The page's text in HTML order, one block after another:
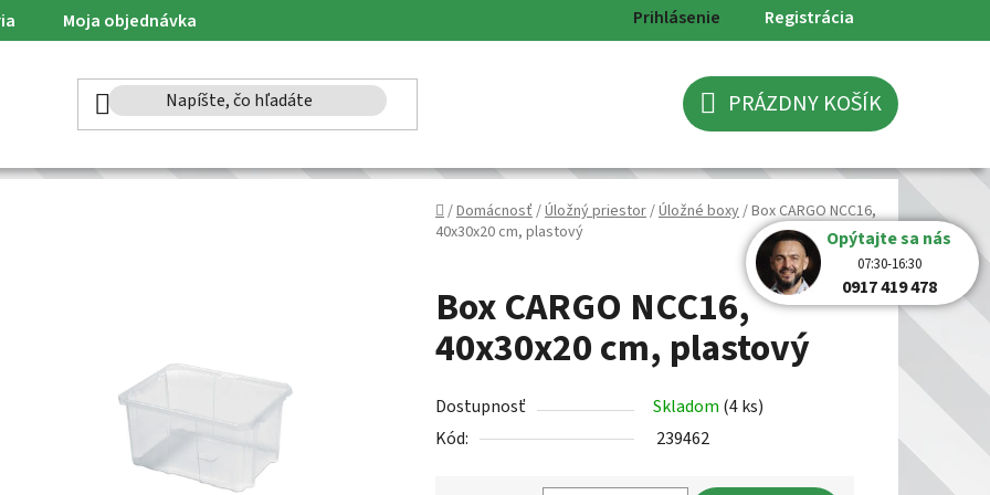
Moja objednávka Prihlásenie Registrácia
NÁKUPNÝ
KOŠÍK
PRÁZDNY KOŠÍK
Domov
/Domácnosť/Úložný priestor/Úložné boxy/Box CARGO NCC16,
40x30x20 cm, plastový
Box CARGO NCC16,
40x30x20 cm, plastový
Dostupnosť Skladom (4 ks)
Kód:
239462
Opýtajte sa nás
07:30-16:30
0917 419 478